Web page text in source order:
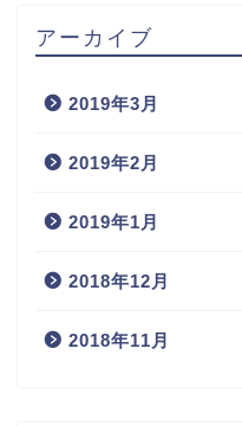
アーカイブ
2019年3月
2019年2月
2019年1月
2018年12月
2018年11月